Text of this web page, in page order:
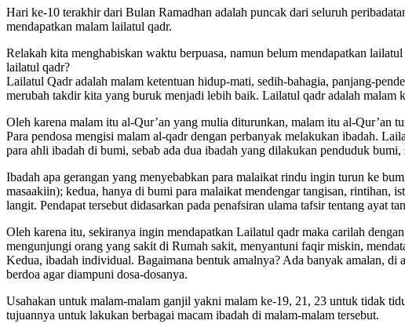
Hari ke-10 terakhir dari Bulan Ramadhan adalah puncak dari seluruh
mendapatkan malam lailatul qadr.
Relakah kita menghabiskan waktu berpuasa, namun belum mendapatkan
lailatul qadr?
Lailatul Qadr adalah malam ketentuan hidup-mati, sedih-bahagia, panjang-
merubah takdir kita yang buruk menjadi lebih baik. Lailatul qadr adalah malam
Oleh karena malam itu al-Qur’an yang mulia diturunkan, malam itu al-Qur’an
Para pendosa mengisi malam al-qadr dengan perbanyak melakukan ibadah.
para ahli ibadah di bumi, sebab ada dua ibadah yang dilakukan penduduk
Ibadah apa gerangan yang menyebabkan para malaikat rindu ingin turun ke
masaakiin); kedua, hanya di bumi para malaikat mendengar tangisan, rintihan,
langit. Pendapat tersebut didasarkan pada penafsiran ulama tafsir tentang
Oleh karena itu, sekiranya ingin mendapatkan Lailatul qadr maka carilah
mengunjungi orang yang sakit di Rumah sakit, menyantuni faqir miskin,
Kedua, ibadah individual. Bagaimana bentuk amalnya? Ada banyak amalan, di
berdoa agar diampuni dosa-dosanya.
Usahakan untuk malam-malam ganjil yakni malam ke-19, 21, 23 untuk tidak
tujuannya untuk lakukan berbagai macam ibadah di malam-malam tersebut.